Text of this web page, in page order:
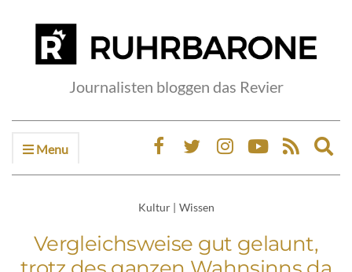
Journalisten bloggen das Revier
Menu
Kultur | Wissen
Vergleichsweise gut gelaunt,